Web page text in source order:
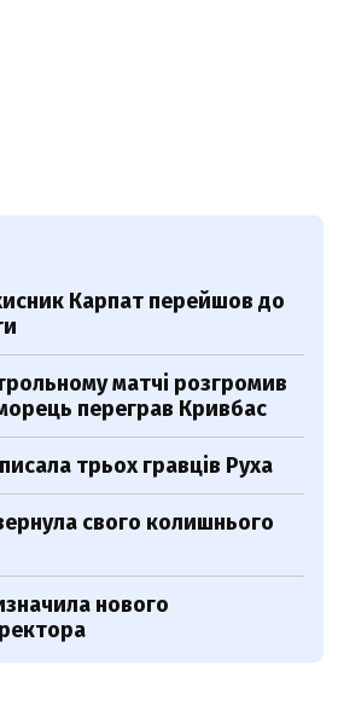
Карпат перейшов до
матчі розгромив
переграв Кривбас
трьох гравців Руха
свого колишнього
нового